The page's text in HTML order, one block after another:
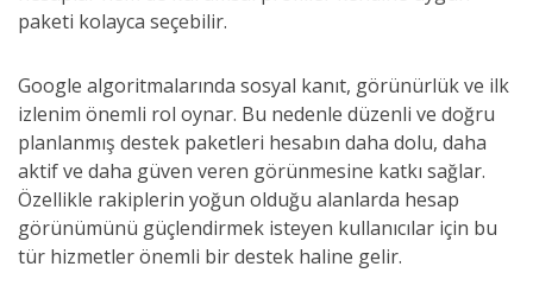
paketi kolayca seçebilir.
Google algoritmalarında sosyal kanıt, görünürlük ve ilk
izlenim önemli rol oynar. Bu nedenle düzenli ve doğru
planlanmış destek paketleri hesabın daha dolu, daha
aktif ve daha güven veren görünmesine katkı sağlar.
Özellikle rakiplerin yoğun olduğu alanlarda hesap
görünümünü güçlendirmek isteyen kullanıcılar için bu
tür hizmetler önemli bir destek haline gelir.